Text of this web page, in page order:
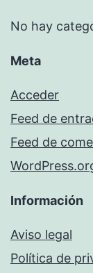
No hay
Meta
Acceder
Feed de
Feed de
Información
Aviso legal
Política de